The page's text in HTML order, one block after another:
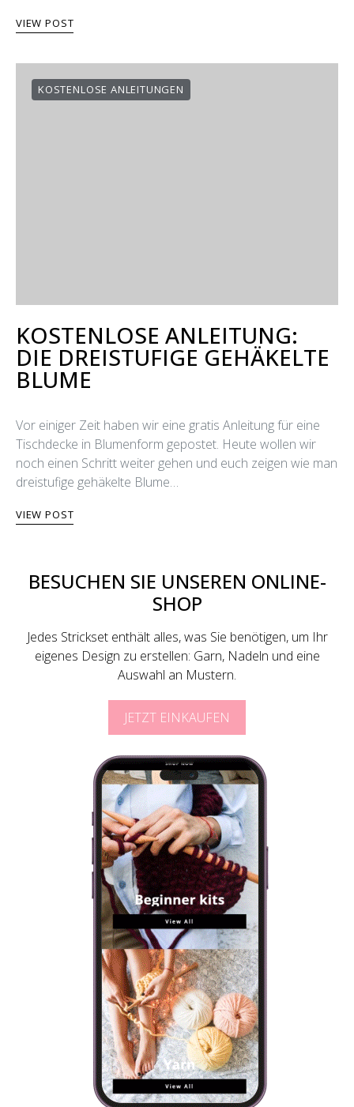
VIEW POST
KOSTENLOSE ANLEITUNGEN
KOSTENLOSE ANLEITUNG:
DIE DREISTUFIGE GEHÄKELTE
BLUME
Vor einiger Zeit haben wir eine gratis Anleitung für eine
Tischdecke in Blumenform gepostet. Heute wollen wir
noch einen Schritt weiter gehen und euch zeigen wie man
dreistufige gehäkelte Blume…
VIEW POST
BESUCHEN SIE UNSEREN ONLINE-
SHOP
Jedes Strickset enthält alles, was Sie benötigen, um Ihr
eigenes Design zu erstellen: Garn, Nadeln und eine
Auswahl an Mustern.
JETZT EINKAUFEN